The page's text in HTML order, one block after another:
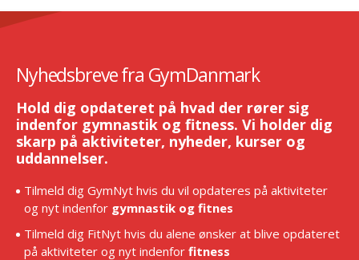
Nyhedsbreve fra GymDanmark
Hold dig opdateret på hvad der rører sig
indenfor gymnastik og fitness. Vi holder dig
skarp på aktiviteter, nyheder, kurser og
uddannelser.
Tilmeld dig GymNyt hvis du vil opdateres på aktiviteter
og nyt indenfor gymnastik og fitnes
Tilmeld dig FitNyt hvis du alene ønsker at blive opdateret
på aktiviteter og nyt indenfor fitness